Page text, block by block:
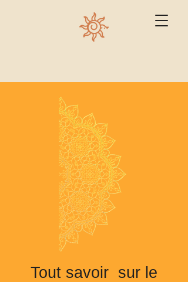
Tout savoir sur le